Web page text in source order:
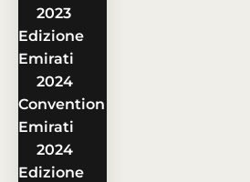
2023
Edizione
Emirati
2024
Convention
Emirati
2024
Edizione